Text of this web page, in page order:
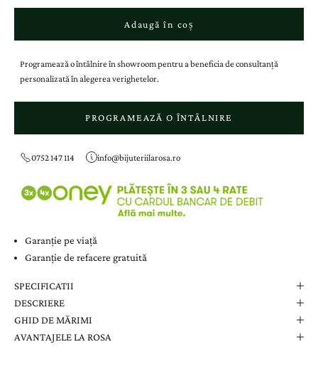
Adaugă în coș
Programează o întâlnire în showroom pentru a beneficia de consultanță
personalizată în alegerea verighetelor.
PROGRAMEAZĂ O ÎNTÂLNIRE
0752 147 114 info@bijuteriilarosa.ro
Garanție pe viață
Garanție de refacere gratuită
SPECIFICATII
DESCRIERE
GHID DE MĂRIMI
AVANTAJELE LA ROSA